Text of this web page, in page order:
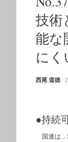
技術
能な
にく
西尾 道徳/
●持続
国連は，